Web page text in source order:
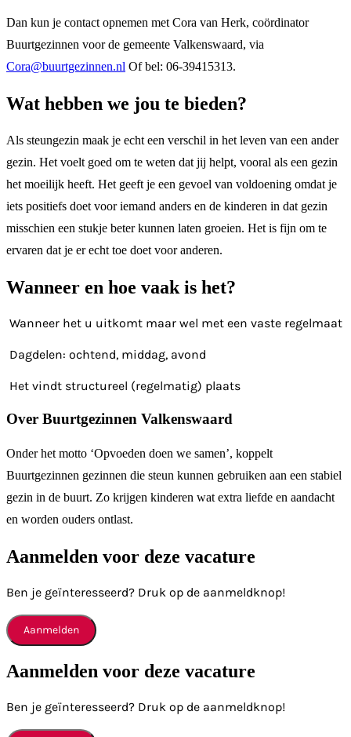
Dan kun je contact opnemen met Cora van Herk, coördinator
Buurtgezinnen voor de gemeente Valkenswaard, via
Cora@buurtgezinnen.nl Of bel: 06-39415313.
Wat hebben we jou te bieden?
Als steungezin maak je echt een verschil in het leven van een ander
gezin. Het voelt goed om te weten dat jij helpt, vooral als een gezin
het moeilijk heeft. Het geeft je een gevoel van voldoening omdat je
iets positiefs doet voor iemand anders en de kinderen in dat gezin
misschien een stukje beter kunnen laten groeien. Het is fijn om te
ervaren dat je er echt toe doet voor anderen.
Wanneer en hoe vaak is het?
Wanneer het u uitkomt maar wel met een vaste regelmaat
Dagdelen: ochtend, middag, avond
Het vindt structureel (regelmatig) plaats
Over Buurtgezinnen Valkenswaard
Onder het motto ‘Opvoeden doen we samen’, koppelt
Buurtgezinnen gezinnen die steun kunnen gebruiken aan een stabiel
gezin in de buurt. Zo krijgen kinderen wat extra liefde en aandacht
en worden ouders ontlast.
Aanmelden voor deze vacature
Ben je geïnteresseerd? Druk op de aanmeldknop!
Aanmelden
Aanmelden voor deze vacature
Ben je geïnteresseerd? Druk op de aanmeldknop!